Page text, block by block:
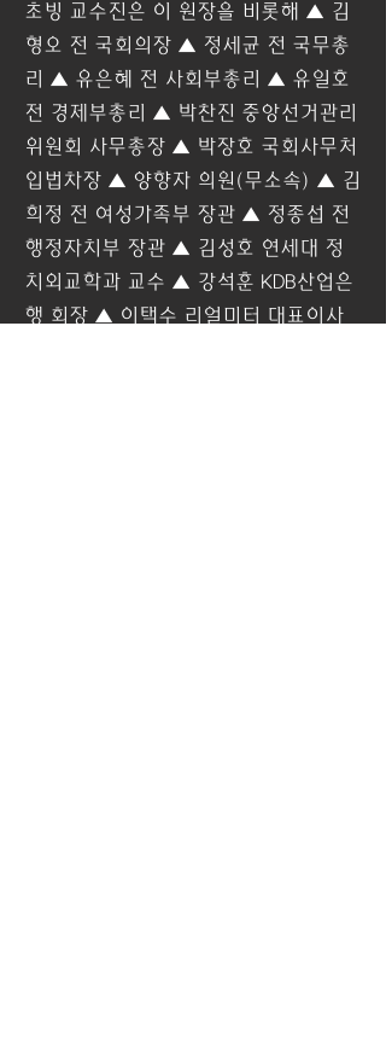
초빙 교수진은 이 원장을 비롯해 ▲ 김
형오 전 국회의장 ▲ 정세균 전 국무총
리 ▲ 유은혜 전 사회부총리 ▲ 유일호
전 경제부총리 ▲ 박찬진 중앙선거관리
위원회 사무총장 ▲ 박장호 국회사무처
입법차장 ▲ 양향자 의원(무소속) ▲ 김
희정 전 여성가족부 장관 ▲ 정종섭 전
행정자치부 장관 ▲ 김성호 연세대 정
치외교학과 교수 ▲ 강석훈 KDB산업은
행 회장 ▲ 이택수 리얼미터 대표이사